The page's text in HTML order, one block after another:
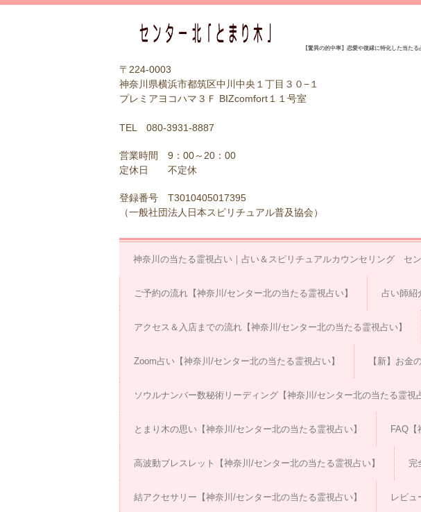
【驚異の的中率】恋愛や復縁に特化した当た
〒224-0003
神奈川県横浜市都筑区中川中央１丁目３０−１
プレミアヨコハマ３Ｆ BIZcomfort１１号室
TEL 080-3931-8887
営業時間 9：00～20：00
定休日 不定休
登録番号 T3010405017395
（一般社団法人日本スピリチュアル普及協会）
神奈川の当たる霊視占い｜占い＆スピリチュアルカウンセリング セン
ご予約の流れ【神奈川/センター北の当たる霊視占い】 占い師紹
アクセス＆入店までの流れ【神奈川/センター北の当たる霊視占い】
Zoom占い【神奈川/センター北の当たる霊視占い】 【新】お金
ソウルナンバー数秘術リーディング【神奈川/センター北の当たる霊視
とまり木の思い【神奈川/センター北の当たる霊視占い】 FAQ【
高波動ブレスレット【神奈川/センター北の当たる霊視占い】 完
結アクセサリー【神奈川/センター北の当たる霊視占い】 レビュ